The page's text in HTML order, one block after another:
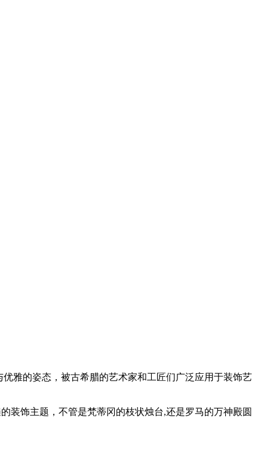
雅的姿态，被古希腊的艺术家和工匠们广泛应用于装饰艺
装饰主题，不管是梵蒂冈的枝状烛台,还是罗马的万神殿圆